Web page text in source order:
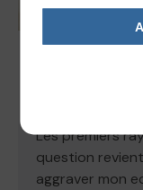
Les premiers
question
aggraver mon